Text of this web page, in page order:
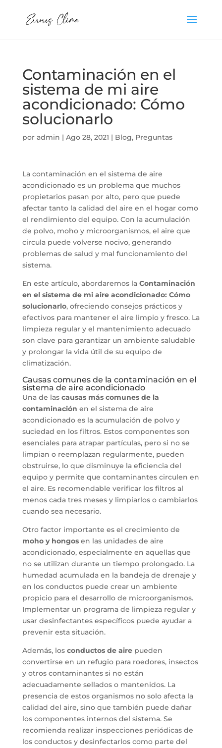
Contaminación en el
sistema de mi aire
acondicionado: Cómo
solucionarlo
por admin | Ago 28, 2021 | Blog, Preguntas
La contaminación en el sistema de aire
acondicionado es un problema que muchos
propietarios pasan por alto, pero que puede
afectar tanto la calidad del aire en el hogar como
el rendimiento del equipo. Con la acumulación
de polvo, moho y microorganismos, el aire que
circula puede volverse nocivo, generando
problemas de salud y mal funcionamiento del
sistema.
En este artículo, abordaremos la Contaminación
en el sistema de mi aire acondicionado: Cómo
solucionarlo, ofreciendo consejos prácticos y
efectivos para mantener el aire limpio y fresco. La
limpieza regular y el mantenimiento adecuado
son clave para garantizar un ambiente saludable
y prolongar la vida útil de su equipo de
climatización.
Causas comunes de la contaminación en el
sistema de aire acondicionado
Una de las causas más comunes de la
contaminación en el sistema de aire
acondicionado es la acumulación de polvo y
suciedad en los filtros. Estos componentes son
esenciales para atrapar partículas, pero si no se
limpian o reemplazan regularmente, pueden
obstruirse, lo que disminuye la eficiencia del
equipo y permite que contaminantes circulen en
el aire. Es recomendable verificar los filtros al
menos cada tres meses y limpiarlos o cambiarlos
cuando sea necesario.
Otro factor importante es el crecimiento de
moho y hongosen las unidades de aire
acondicionado, especialmente en aquellas que
no se utilizan durante un tiempo prolongado. La
humedad acumulada en la bandeja de drenaje y
en los conductos puede crear un ambiente
propicio para el desarrollo de microorganismos.
Implementar un programa de limpieza regular y
usar desinfectantes específicos puede ayudar a
prevenir esta situación.
Además, los conductos de airepueden
convertirse en un refugio para roedores, insectos
y otros contaminantes si no están
adecuadamente sellados o mantenidos. La
presencia de estos organismos no solo afecta la
calidad del aire, sino que también puede dañar
los componentes internos del sistema. Se
recomienda realizar inspecciones periódicas de
los conductos y desinfectarlos como parte del